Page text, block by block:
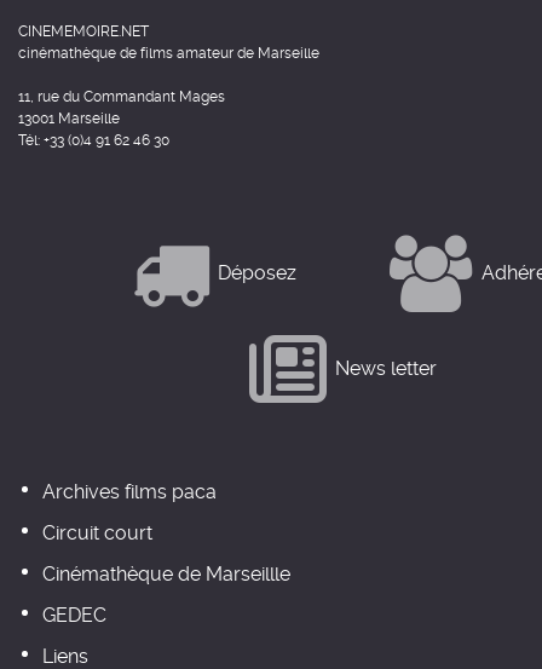
CINEMEMOIRE.NET
cinémathèque de films amateur de Marseille
11, rue du Commandant Mages
13001 Marseille
Tél: +33 (0)4 91 62 46 30
Déposez
News letter
Archives films paca
Circuit court
Cinémathèque de Marseillle
GEDEC
Liens